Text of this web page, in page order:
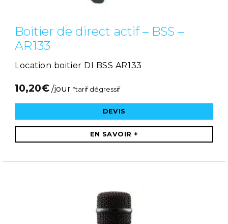
Boitier de direct actif – BSS –
AR133
Location boitier DI BSS AR133
10,20€ /jour *tarif dégressif
DEVIS
EN SAVOIR +